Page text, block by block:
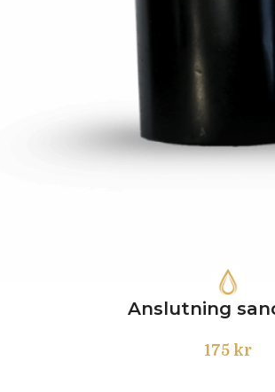
Anslutning
175 kr